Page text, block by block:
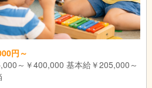
円～
～￥400,000 基本給￥205,000～